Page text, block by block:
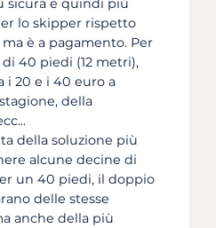
sicura e quindi più
lo skipper rispetto
è a pagamento. Per
40 piedi (12 metri),
i 20 e i 40 euro a
della
della soluzione più
alcune decine di
un 40 piedi, il doppio
delle stesse
anche della più